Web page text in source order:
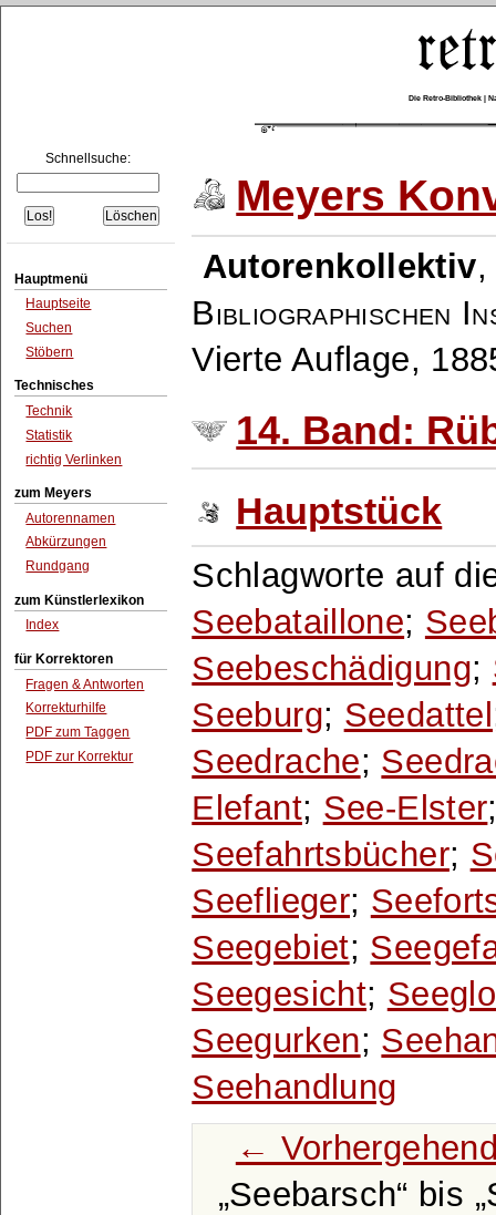
Die Retro-Bibliothek |
Schnellsuche:
Hauptmenü
Hauptseite
Suchen
Stöbern
Technisches
Technik
Statistik
richtig Verlinken
zum Meyers
Autorennamen
Abkürzungen
Rundgang
zum Künstlerlexikon
Index
für Korrektoren
Fragen & Antworten
Korrekturhilfe
PDF zum Taggen
PDF zur Korrektur
Meyers
Autorenkollektiv
Bibliographischen
Vierte Auflage,
14. Band:
Hauptstück
Schlagworte auf
Seebataillone;
Seebeschädigung;
Seeburg; Seedattel
Seedrache;
Elefant; See-Elster
Seefahrtsbücher;
Seeflieger;
Seegebiet;
Seegesicht;
Seegurken;
Seehandlung
←
Seebarsch
bis